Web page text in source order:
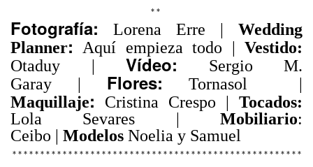
* *
Fotografía: Lorena Erre | Wedding
Planner: Aquí empieza todo |Vestido:
Otaduy | Vídeo: Sergio M.
Garay | Flores: Tornasol |
Maquillaje: Cristina Crespo | Tocados:
Lola Sevares |Mobiliario:
Ceibo | Modelos Noelia y Samuel
* * * * * * * * * * * * * * * * * * * * * * * * * * * * * * * * * * * * * * * * * * * * * * * * * * * *